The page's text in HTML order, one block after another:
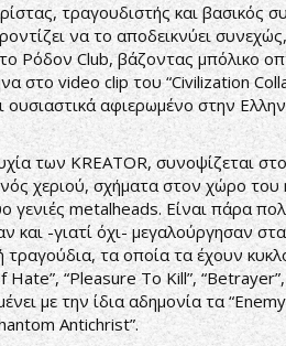
τραγουδιστής και βασικός
να το αποδεικνύει
Ρόδον Club, βάζοντας μπόλικο
στο video clip του “Civilization
ουσιαστικά αφιερωμένο στην
των KREATOR, συνοψίζεται
χεριού, σχήματα στον χώρο
γενιές metalheads. Είναι πάρα
και -γιατί όχι- μεγαλούργησαν
τα οποία τα έχουν
Hate”, “Pleasure To Kill”,
με την ίδια αδημονία τα
Antichrist”.